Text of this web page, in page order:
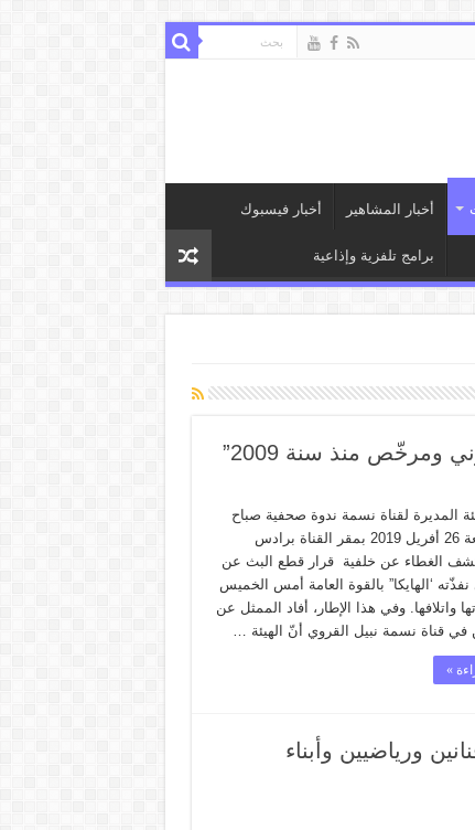
أخبار المشاهير أخبار فيسبوك
برامج تلفزية وإذاعية
ومرخّص منذ سنة 2009”
المديرة لقناة نسمة ندوة صحفية صباح
اليوم الجمعة 26 أفريل 2019 بمقر القناة برادس
الغطاء عن خلفية قرار قطع البث عن
نفذّته ‘الهايكا” بالقوة العامة أمس الخميس
واتلافها. وفي هذا الإطار، أفاد الممثل عن
في قناة نسمة نبيل القروي أنّ الهيئة …
»
ورياضيين وأبناء